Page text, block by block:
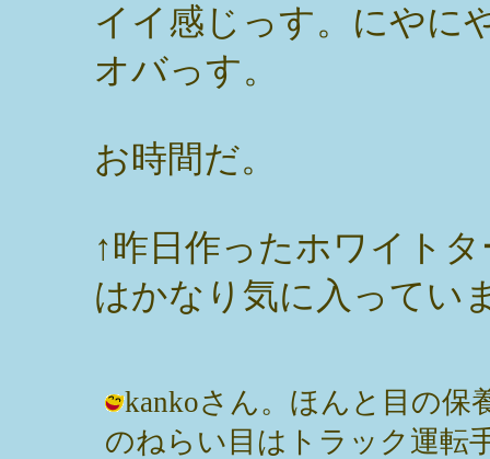
イイ感じっす。にやに
オバっす。
お時間だ。
↑昨日作ったホワイト
はかなり気に入ってい
kankoさん。ほんと目の保
のねらい目はトラック運転